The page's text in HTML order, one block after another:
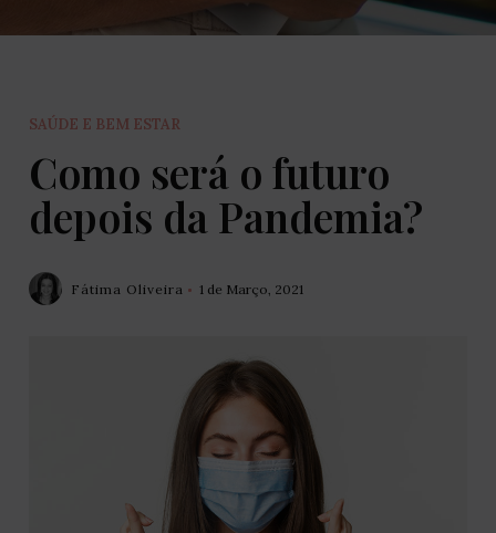
SAÚDE E BEM ESTAR
Como será o futuro
depois da Pandemia?
Fátima Oliveira 1 de Março, 2021